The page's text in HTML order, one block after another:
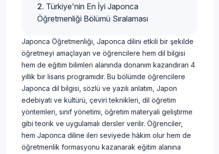
Türkiye'nin En İyi Japonca
Öğretmenliği Bölümü Sıralaması
Japonca Öğretmenliği, Japonca dilini etkili bir şekilde
öğretmeyi amaçlayan ve öğrencilere hem dil bilgisi
hem de eğitim bilimleri alanında donanım kazandıran 4
yıllık bir lisans programıdır. Bu bölümde öğrencilere
Japonca dil bilgisi, sözlü ve yazılı anlatım, Japon
edebiyatı ve kültürü, çeviri teknikleri, dil öğretim
yöntemleri, sınıf yönetimi, öğretim materyali geliştirme
gibi teorik ve uygulamalı dersler verilir. Öğrenciler,
hem Japonca diline ileri seviyede hâkim olur hem de
öğretmenlik formasyonu kazanarak eğitim alanına